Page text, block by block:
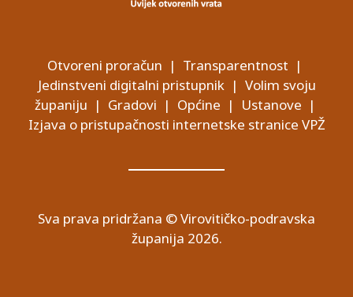
Otvoreni proračun | Transparentnost |
Jedinstveni digitalni pristupnik| Volim svoju
županiju | Gradovi | Općine | Ustanove |
Izjava o pristupačnosti internetske stranice VPŽ
Sva prava pridržana © Virovitičko-podravska
županija 2026.